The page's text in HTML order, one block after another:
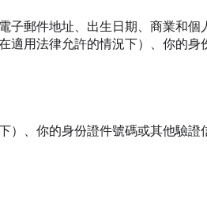
子郵件地址、出生日期、商業和個
適用法律允許的情況下）、你的身
）、你的身份證件號碼或其他驗證